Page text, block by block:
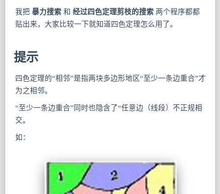
我把 暴力搜索和 经过四色定理剪枝的搜索两个程序都都
贴出来，大家比较一下就知道四色定理怎么用了。
提示
四色定理的“相邻”是指两块多边形地区“至少一条边重合”才
为之相邻。
“至少一条边重合”同时也隐含了“任意边（线段）不正规相
交。
如：